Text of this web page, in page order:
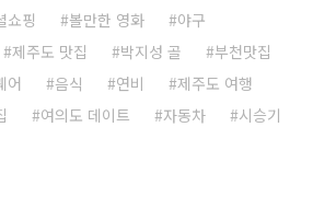
쇼핑 볼만한 영화
야구
제주도 맛집 박지성 골
부천맛집
어 음식 연비
제주도 여행
여의도 데이트 자동차
시승기